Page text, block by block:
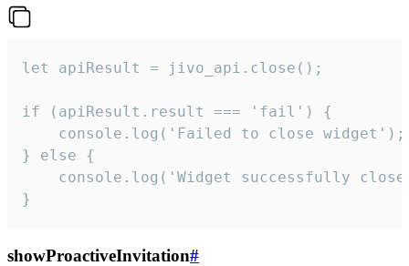
let apiResult = jivo_api.close();
if (apiResult.result === 'fail') {
    console.log('Failed to close widget');
} else {
console.log('Widget successfully
}
showProactiveInvitation#